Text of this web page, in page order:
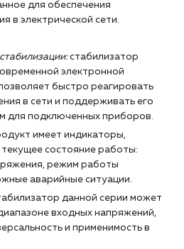
для обеспечения
в электрической сети.
стабилизатор
электронной
быстро реагировать
в сети и поддерживать его
для подключенных приборов.
имеет индикаторы,
состояние работы:
режим работы
аварийные ситуации.
данной серии может
входных напряжений,
и применимость в